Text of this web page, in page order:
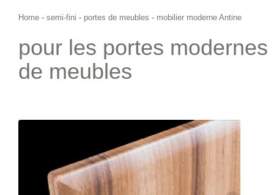
Home - semi-fini - portes de meubles - mobilier moderne Antine
pour les portes modernes
de meubles